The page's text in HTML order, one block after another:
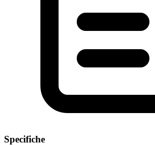
Specifiche